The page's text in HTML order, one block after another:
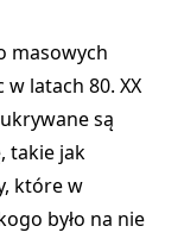
masowych
latach 80. XX
są
takie jak
które w
było na nie